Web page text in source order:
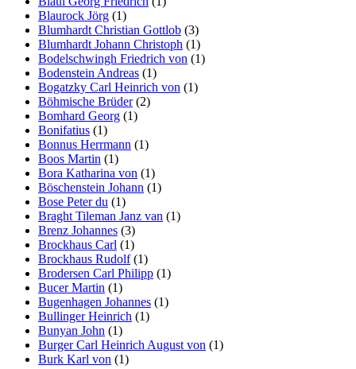
Blaurock Jörg (1)
Blumhardt Christian Gottlob (3)
Blumhardt Johann Christoph (1)
Bodelschwingh Friedrich von (1)
Bodenstein Andreas (1)
Bogatzky Carl Heinrich von (1)
Böhmische Brüder(2)
Bomhard Georg (1)
Bonifatius (1)
Bonnus Herrmann (1)
Boos Martin (1)
Bora Katharina von (1)
Böschenstein Johann (1)
Bose Peter du (1)
Braght Tileman Janz van (1)
Brenz Johannes (3)
Brockhaus Carl (1)
Brockhaus Rudolf(1)
Brodersen Carl Philipp (1)
Bucer Martin (1)
Bugenhagen Johannes (1)
Bullinger Heinrich (1)
Bunyan John (1)
Burger Carl Heinrich August von (1)
Burk Karl von (1)